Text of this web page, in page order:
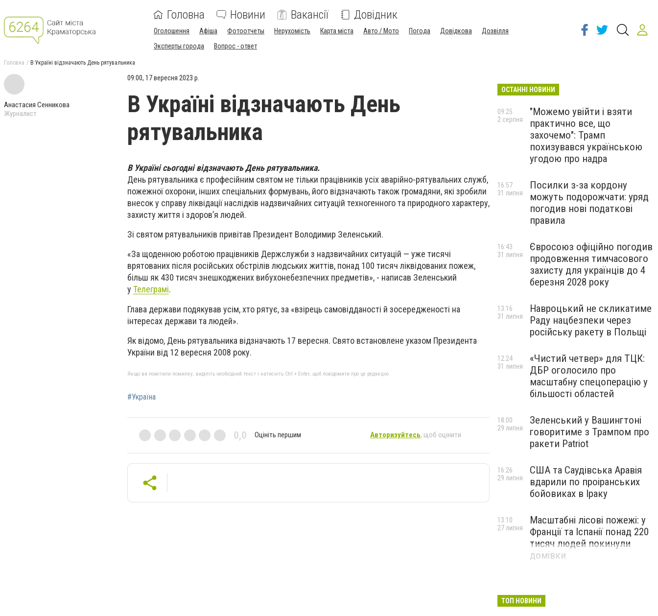
Головна Новини Вакансії Довідник
Оголошення Афіша Фотоотчеты Нерухомість Карта міста Авто / Мото Погода Довідкова
Дозвілля
Эксперты города
Вопрос - ответ
Головна В Україні відзначають День рятувальника
Анастасия Сенникова
Журналист
09:00, 17 вересня 2023 р.
В Україні відзначають День
рятувальника
В Україні сьогодні відзначають День рятувальника.
День рятувальника є професійним святом не тільки працівників усіх аварійно-рятувальних служб,
пожежної охорони, інших спеціальних формувань, його відзначають також громадяни, які зробили
внесок у справу ліквідації наслідків надзвичайних ситуацій техногенного та природного характеру,
захисту життя і здоров’я людей.
Зі святом рятувальників привітав Президент Володимир Зеленський.
«За щоденною роботою працівників Держслужби з надзвичайних ситуацій — уже тисячі
врятованих після російських обстрілів людських життів, понад 100 тисяч ліквідованих пожеж,
більш як 430 тисяч знешкоджених вибухонебезпечних предметів», - написав Зеленський
у Телеграмі.
Глава держави подякував усім, хто рятує, за «взірець самовідданості й зосередженості на
інтересах держави та людей».
Як відомо, День рятувальника відзначають 17 вересня. Свято встановлене указом Президента
України від 12 вересня 2008 року.
Якщо ви помітили помилку, виділіть необхідний текст і натисніть Ctrl + Enter, щоб повідомити про це редакцію
#Україна
0,0 Оцініть першим Авторизуйтесь, щоб оцінити
ОСТАННІ НОВИНИ
"Можемо увійти і взяти
практично все, що
захочемо": Трамп
похизувався українською
угодою про надра
09:25
2 серпня
Посилки з-за кордону
можуть подорожчати: уряд
погодив нові податкові
правила
16:57
31 липня
Євросоюз офіційно погодив
продовження тимчасового
захисту для українців до 4
березня 2028 року
16:43
31 липня
Навроцький не скликатиме
Раду нацбезпеки через
російську ракету в Польщі
13:16
31 липня
«Чистий четвер» для ТЦК:
ДБР оголосило про
масштабну спецоперацію у
більшості областей
12:24
31 липня
Зеленський у Вашингтоні
говоритиме з Трампом про
ракети Patriot
18:00
29 липня
США та Саудівська Аравія
вдарили по проіранських
бойовиках в Іраку
16:26
29 липня
Масштабні лісові пожежі: у
Франції та Іспанії понад 220
тисяч людей покинули
домівки
13:10
27 липня
ТОП НОВИНИ